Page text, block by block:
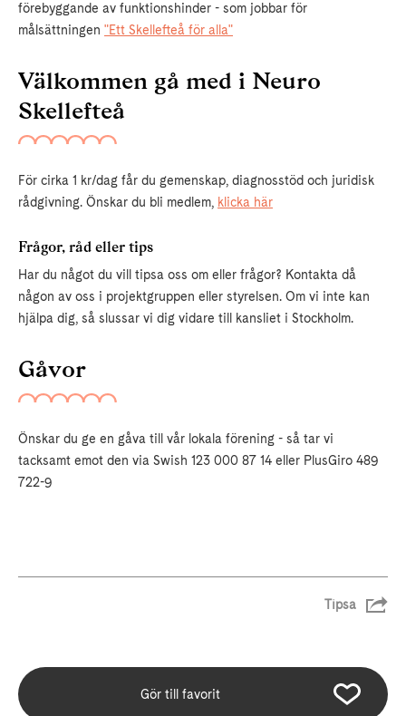
förebyggande av funktionshinder - som jobbar för
målsättningen "Ett Skellefteå för alla"
Välkommen gå med i Neuro
Skellefteå
För cirka 1 kr/dag får du gemenskap, diagnosstöd och juridisk
rådgivning. Önskar du bli medlem, klicka här
Frågor, råd eller tips
Har du något du vill tipsa oss om eller frågor? Kontakta då
någon av oss i projektgruppen eller styrelsen. Om vi inte kan
hjälpa dig, så slussar vi dig vidare till kansliet i Stockholm.
Gåvor
Önskar du ge en gåva till vår lokala förening - så tar vi
tacksamt emot den via Swish 123 000 87 14 eller PlusGiro 489
722-9
Tipsa
Gör till favorit